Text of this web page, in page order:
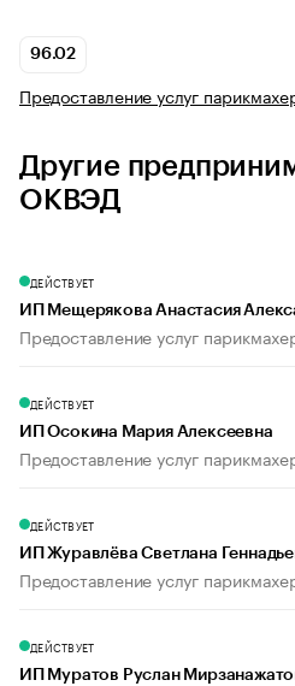
96.02
Предоставление услуг
Другие
ОКВЭД
ДЕЙСТВУЕТ
ИП Мещерякова Анастасия
Предоставление услуг
ДЕЙСТВУЕТ
ИП Осокина Мария Алексеевна
Предоставление услуг
ДЕЙСТВУЕТ
ИП Журавлёва Светлана
Предоставление услуг
ДЕЙСТВУЕТ
ИП Муратов Руслан